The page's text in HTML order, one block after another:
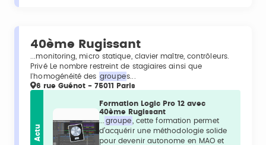
40ème Rugissant
...monitoring, micro statique, clavier maître, contrôleurs.
Privé Le nombre restreint de stagiaires ainsi que
l'homogénéité des groupes...
6 rue Guénot - 75011 Paris
Actu
Formation Logic Pro 12 avec
40ème Rugissant
...
groupe
, cette formation permet
d’acquérir une méthodologie solide
pour devenir autonome en MAO et